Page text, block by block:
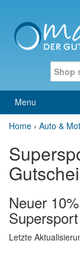
Menu
Home › Auto &
Neuer
Letzte